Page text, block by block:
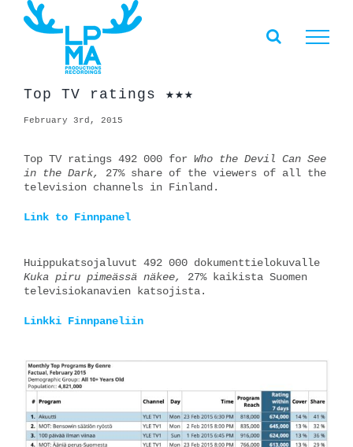
content
Top TV ratings ★★★
February 3rd, 2015
Top TV ratings 492 000 for Who the Devil Can See
in the Dark, 27% share of the viewers of all the
television channels in Finland.
Link to Finnpanel
Huippukatsojaluvut 492 000 dokumenttielokuvalle
Kuka piru pimeässä näkee, 27% kaikista Suomen
televisiokanavien katsojista.
Linkki Finnpaneliin